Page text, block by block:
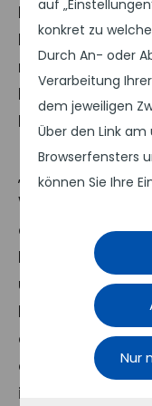
auf
konkret zu
Durch An- oder
Verarbeitung
dem jeweiligen
Über den Link
Browserfensters
können Sie Ihre
Nur
Messeangebot
mit
„Wir haben auf
Welt‘ intensive
angenehme
kleine, aber
unsere
Hans Rehm von
auf das
den Ausstellern
im nächsten